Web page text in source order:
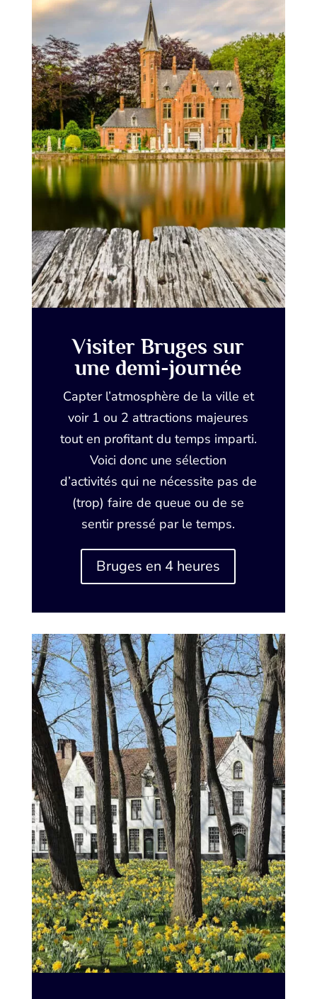
Visiter Bruges sur
une demi-journée
Capter l’atmosphère de la ville et
voir 1 ou 2 attractions majeures
tout en profitant du temps imparti.
Voici donc une sélection
d’activités qui ne nécessite pas de
(trop) faire de queue ou de se
sentir pressé par le temps.
Bruges en 4 heures